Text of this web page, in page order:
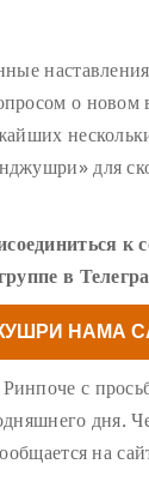
о
для
к
в
НАМА
с
дня.
на